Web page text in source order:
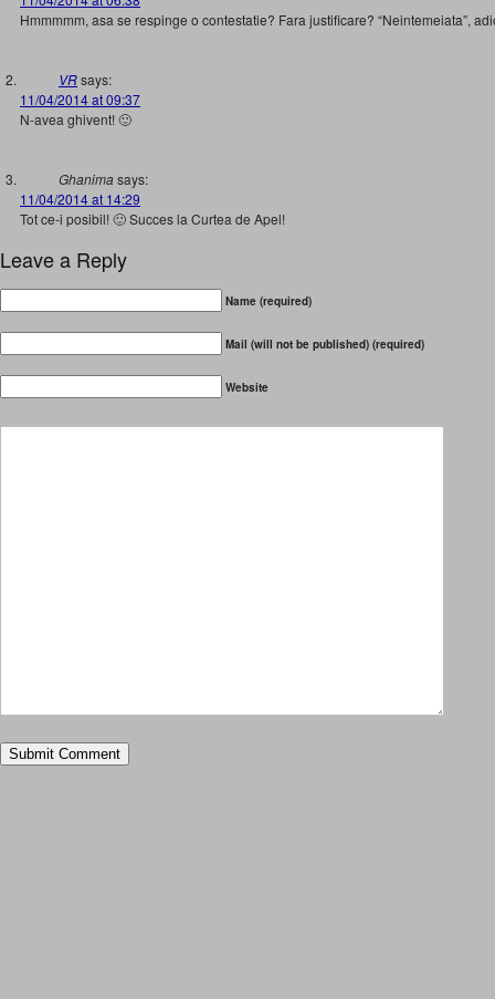
Hmmmmm, asa se respinge o contestatie? Fara justificare? “Neintemeiata”,
VRsays:
11/04/2014 at 09:37
N-avea ghivent! 🙂
Ghanimasays:
11/04/2014 at 14:29
Tot ce-i posibil! 🙂 Succes la Curtea de Apel!
Leave a Reply
Name (required)
Mail (will not be published) (required)
Website